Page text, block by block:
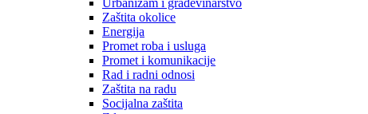
Urbanizam i građevinarstvo
Zaštita okolice
Energija
Promet roba i usluga
Promet i komunikacije
Rad i radni odnosi
Zaštita na radu
Socijalna zaštita